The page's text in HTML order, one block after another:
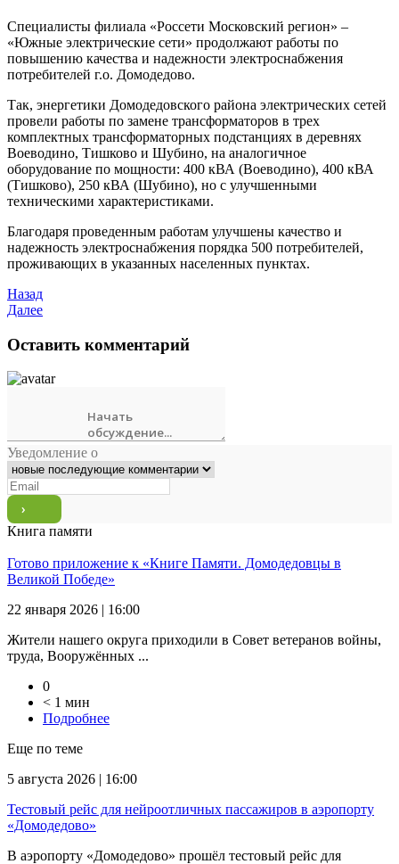
Специалисты филиала «Россети Московский регион» –
«Южные электрические сети» продолжают работы по
повышению качества и надежности электроснабжения
потребителей г.о. Домодедово.
Так, энергетики Домодедовского района электрических сетей
провели работы по замене трансформаторов в трех
комплектных трансформаторных подстанциях в деревнях
Воеводино, Тишково и Шубино, на аналогичное
оборудование по мощности: 400 кВА (Воеводино), 400 кВА
(Тишково), 250 кВА (Шубино), но с улучшенными
техническими характеристиками.
Благодаря проведенным работам улучшены качество и
надежность электроснабжения порядка 500 потребителей,
проживающих в указанных населенных пунктах.
Назад
Далее
Оставить комментарий
Уведомление о
Книга памяти
Готово приложение к «Книге Памяти. Домодедовцы в
Великой Победе»
22 января 2026 | 16:00
Жители нашего округа приходили в Совет ветеранов войны,
труда, Вооружённых ...
0
< 1 мин
Подробнее
Еще по теме
5 августа 2026 | 16:00
Тестовый рейс для нейроотличных пассажиров в аэропорту
«Домодедово»
В аэропорту «Домодедово» прошёл тестовый рейс для